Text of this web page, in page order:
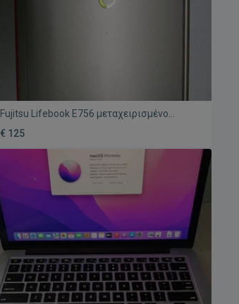
Fujitsu Lifebook E756 μεταχειρισμένο
€ 125